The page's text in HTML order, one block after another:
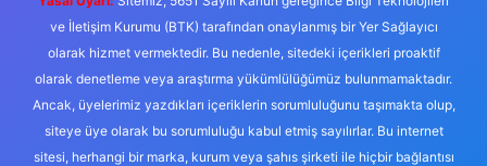
ve İletişim Kurumu (BTK) tarafından onaylanmış bir Yer Sağlayıcı
olarak hizmet vermektedir. Bu nedenle, sitedeki içerikleri proaktif
olarak denetleme veya araştırma yükümlülüğümüz bulunmamaktadır.
Ancak, üyelerimiz yazdıkları içeriklerin sorumluluğunu taşımakta olup,
siteye üye olarak bu sorumluluğu kabul etmiş sayılırlar. Bu internet
sitesi, herhangi bir marka, kurum veya şahıs şirketi ile hiçbir bağlantısı